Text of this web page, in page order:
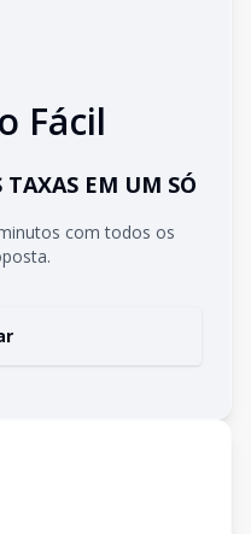
Fácil
TAXAS EM UM SÓ
com todos os